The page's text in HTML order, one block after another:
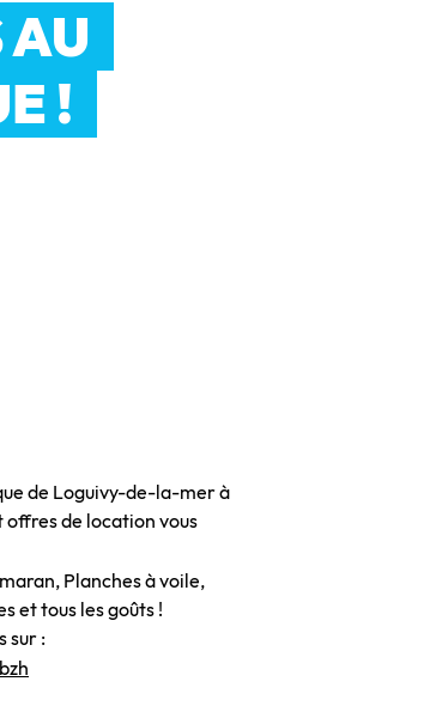
AU
!
de Loguivy-de-la-mer à
offres de location vous
Planches à voile,
et tous les goûts !
sur :